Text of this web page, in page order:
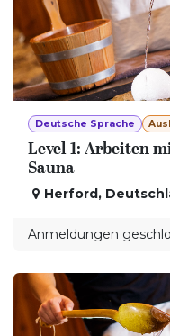
Deutsche Sprache
Level 1: Arbeiten
Sauna
Herford ,
Anmeldungen